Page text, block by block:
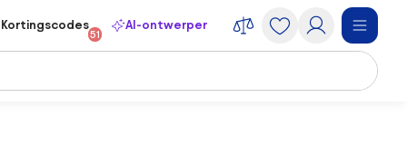
Kortingscodes
51
AI-ontwerper